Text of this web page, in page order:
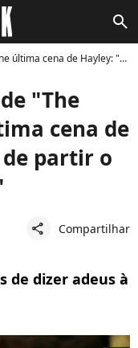
search
"Momento de partir o coração"
"The
cena de
partir o
share Compartilhar
de dizer adeus à